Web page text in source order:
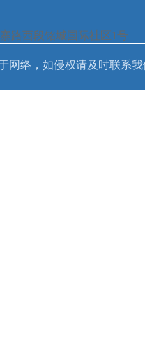
路西段铭城国际社区1号
网络，如侵权请及时联系